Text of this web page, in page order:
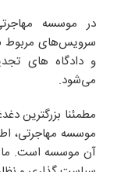
در موسسه
سرویس‌های مربوط
و دادگاه های
می‌شود.
مطمئنا بزرگترین
موسسه مهاجرتی،
آن موسسه است. ما